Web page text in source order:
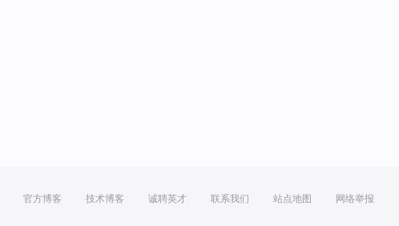
官方博客 技术博客 诚聘英才 联系我们 站点地图 网络举报